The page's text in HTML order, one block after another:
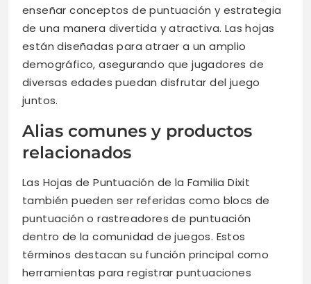
enseñar conceptos de puntuación y estrategia
de una manera divertida y atractiva. Las hojas
están diseñadas para atraer a un amplio
demográfico, asegurando que jugadores de
diversas edades puedan disfrutar del juego
juntos.
Alias comunes y productos
relacionados
Las Hojas de Puntuación de la Familia Dixit
también pueden ser referidas como blocs de
puntuación o rastreadores de puntuación
dentro de la comunidad de juegos. Estos
términos destacan su función principal como
herramientas para registrar puntuaciones